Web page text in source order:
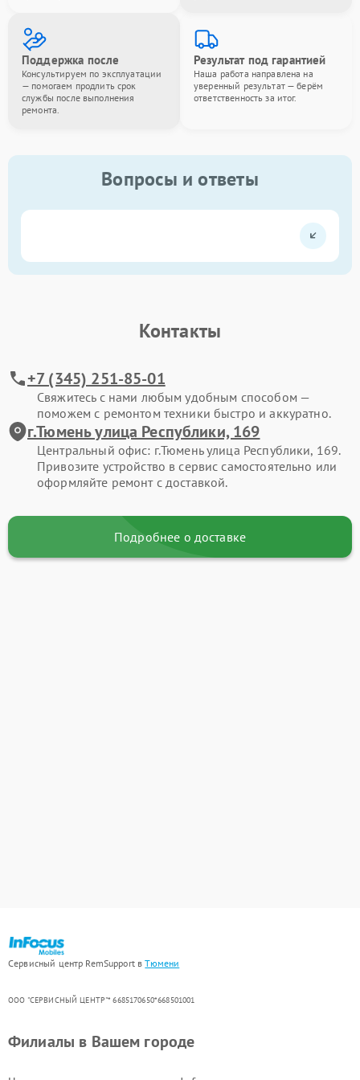
Поддержка после
Консультируем по эксплуатации
— помогаем продлить срок
службы после выполнения
ремонта.
Результат под гарантией
Наша работа направлена на
уверенный результат — берём
ответственность за итог.
Вопросы и ответы
Контакты
+7 (345) 251-85-01
Свяжитесь с нами любым удобным способом —
поможем с ремонтом техники быстро и аккуратно.
г.Тюмень улица Республики, 169
Центральный офис: г.Тюмень улица Республики, 169.
Привозите устройство в сервис самостоятельно или
оформляйте ремонт с доставкой.
Подробнее о доставке
Сервисный центр RemSupport вТюмени
ООО "СЕРВИСНЫЙ ЦЕНТР"* 6685170650*668501001
Филиалы в Вашем городе